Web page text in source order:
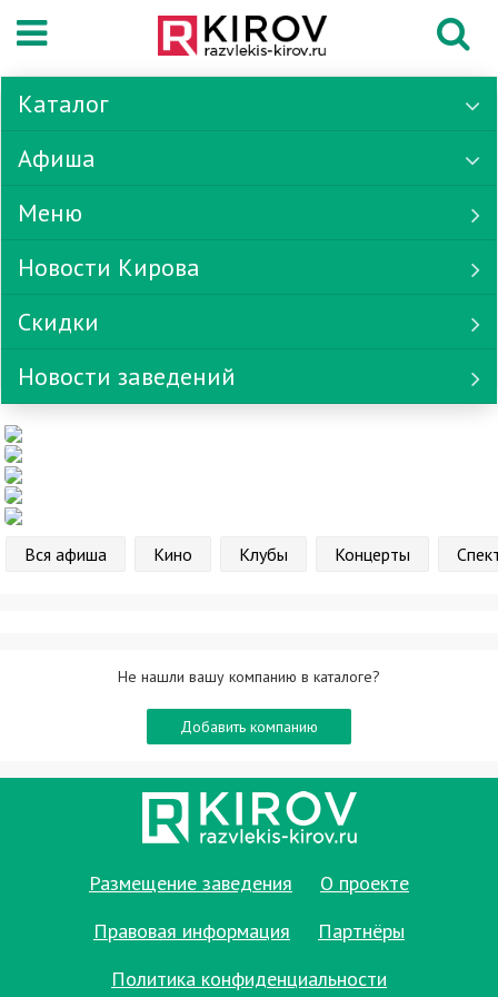
Каталог
Афиша
Меню
Новости Кирова
Скидки
Новости заведений
Вся афиша Кино Клубы Концерты
Не нашли вашу компанию в каталоге?
Добавить компанию
Размещение заведения
О проекте
Правовая информация
Партнёры
Политика конфиденциальности